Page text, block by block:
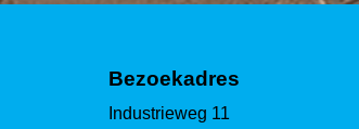
Bezoekadres
Industrieweg 11